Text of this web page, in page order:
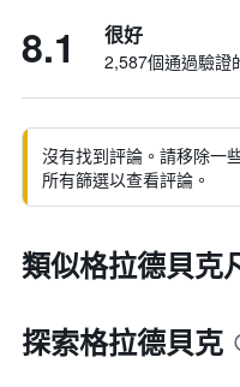
8.1 很好
2,587個通過驗證
沒有找到評論。請移除一
所有篩選以查看評論。
類似格拉德貝克
探索格拉德貝克